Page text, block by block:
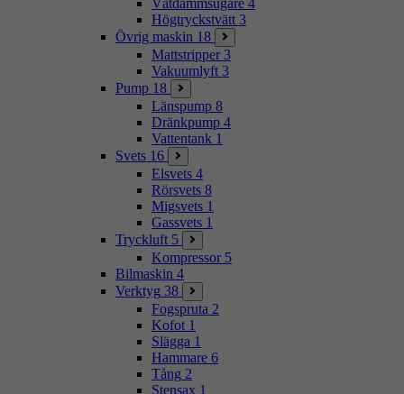
Högtryckstvätt 3
Övrig maskin 18
Mattstripper 3
Vakuumlyft 3
Pump 18
Länspump 8
Dränkpump 4
Vattentank 1
Svets 16
Elsvets 4
Rörsvets 8
Migsvets 1
Gassvets 1
Tryckluft 5
Kompressor 5
Bilmaskin 4
Verktyg 38
Fogspruta 2
Kofot 1
Slägga 1
Hammare 6
Tång 2
Stensax 1